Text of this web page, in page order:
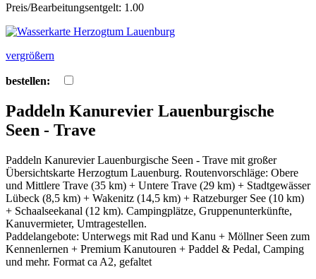
Preis/Bearbeitungsentgelt: 1.00
vergrößern
bestellen:
Paddeln Kanurevier Lauenburgische
Seen - Trave
Paddeln Kanurevier Lauenburgische Seen - Trave mit großer
Übersichtskarte Herzogtum Lauenburg. Routenvorschläge: Obere
und Mittlere Trave (35 km) + Untere Trave (29 km) + Stadtgewässer
Lübeck (8,5 km) + Wakenitz (14,5 km) + Ratzeburger See (10 km)
+ Schaalseekanal (12 km). Campingplätze, Gruppenunterkünfte,
Kanuvermieter, Umtragestellen.
Paddelangebote: Unterwegs mit Rad und Kanu + Möllner Seen zum
Kennenlernen + Premium Kanutouren + Paddel & Pedal, Camping
und mehr. Format ca A2, gefaltet